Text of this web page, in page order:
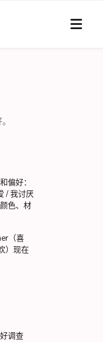
偏好：
/ 我讨厌
色、材
（喜
）现在
调查